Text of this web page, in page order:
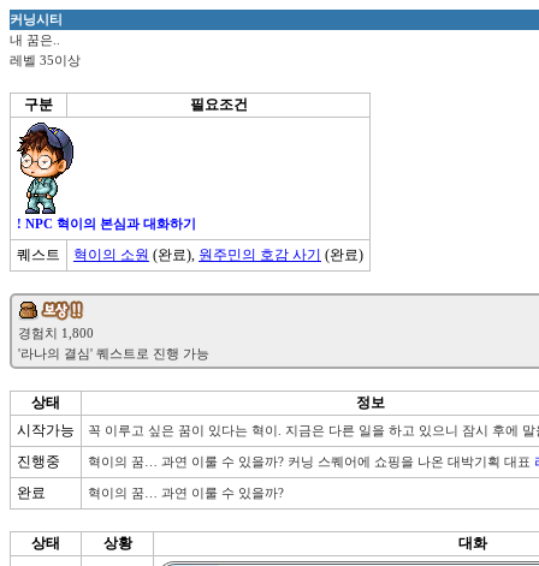
커닝시티
내 꿈은..
레벨 35이상
구분 필요조건
! NPC 혁이의 본심과 대화하기
퀘스트 혁이의 소원 (완료), 원주민의 호감 사기 (완료)
상태
정보
시작가능
꼭 이루고 싶은 꿈이 있다는 혁이. 지금은 다른 일을 하고 있으니 잠시 후에
진행중 혁이의 꿈… 과연 이룰 수 있을까? 커닝 스퀘어에 쇼핑을 나온 대박기획 대표
완료 혁이의 꿈… 과연 이룰 수 있을까?
상태 상황 대화